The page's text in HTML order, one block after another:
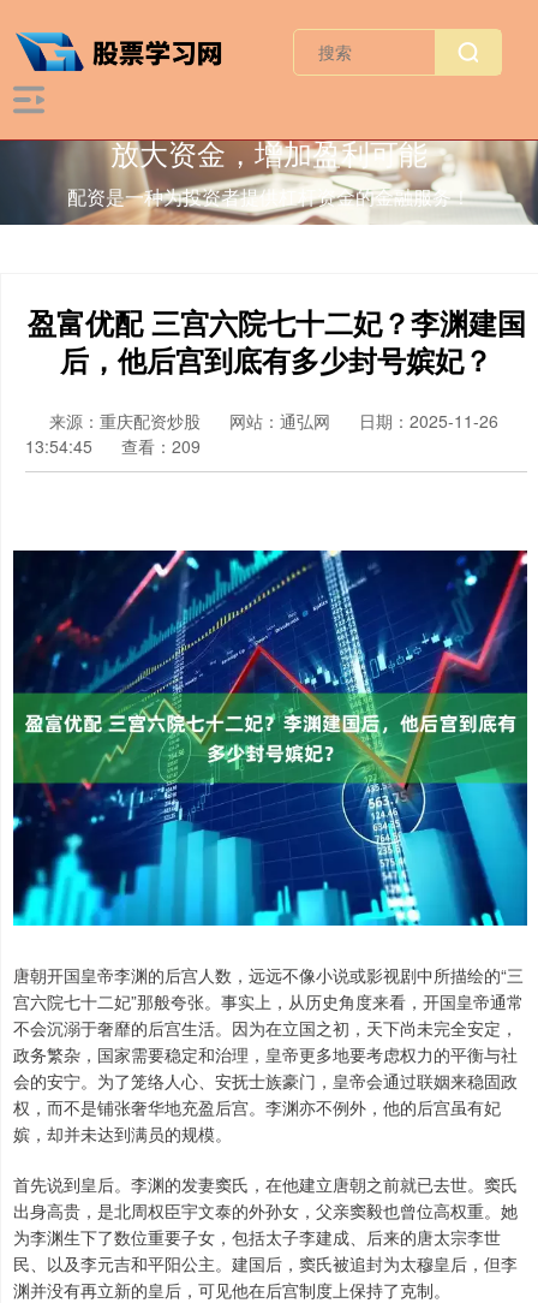
放大资金，增加盈利可能
配资是一种为投资者提供杠杆资金的金融服务！
盈富优配 三宫六院七十二妃？李渊建国
后，他后宫到底有多少封号嫔妃？
来源：重庆配资炒股 网站：通弘网
日期：2025-11-26
13:54:45
查看：209
唐朝开国皇帝李渊的后宫人数，远远不像小说或影视剧中所描绘的“三
宫六院七十二妃”那般夸张。事实上，从历史角度来看，开国皇帝通常
不会沉溺于奢靡的后宫生活。因为在立国之初，天下尚未完全安定，
政务繁杂，国家需要稳定和治理，皇帝更多地要考虑权力的平衡与社
会的安宁。为了笼络人心、安抚士族豪门，皇帝会通过联姻来稳固政
权，而不是铺张奢华地充盈后宫。李渊亦不例外，他的后宫虽有妃
嫔，却并未达到满员的规模。
首先说到皇后。李渊的发妻窦氏，在他建立唐朝之前就已去世。窦氏
出身高贵，是北周权臣宇文泰的外孙女，父亲窦毅也曾位高权重。她
为李渊生下了数位重要子女，包括太子李建成、后来的唐太宗李世
民、以及李元吉和平阳公主。建国后，窦氏被追封为太穆皇后，但李
渊并没有再立新的皇后，可见他在后宫制度上保持了克制。